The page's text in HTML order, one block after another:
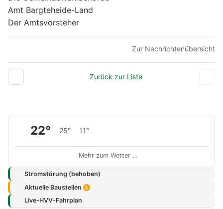
Amt Bargteheide-Land
Der Amtsvorsteher
Zur Nachrichtenübersicht
Zurück zur Liste
22° 25° 11°
Mehr zum Wetter …
Stromstörung (behoben)
Aktuelle Baustellen 3
Live-HVV-Fahrplan